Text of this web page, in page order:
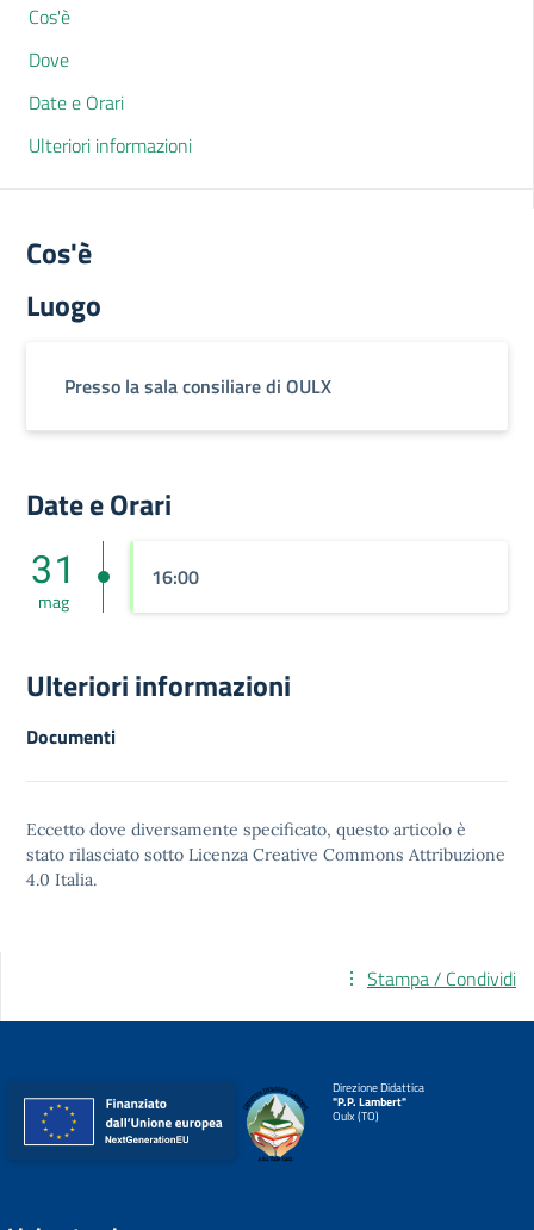
Cos'è
Dove
Date e Orari
Ulteriori informazioni
Cos'è
Luogo
Presso la sala consiliare di OULX
Date e Orari
31
mag
16:00
Ulteriori informazioni
Documenti
Eccetto dove diversamente specificato, questo articolo è
stato rilasciato sotto Licenza Creative Commons Attribuzione
4.0 Italia.
Stampa / Condividi
Direzione Didattica
"P.P. Lambert"
Oulx (TO)